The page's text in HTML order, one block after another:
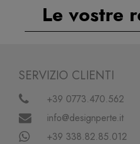
Le vostre
SERVIZIO CLIENTI
+39 0773.470.562
info@designperte.it
+39 338.82.85.012